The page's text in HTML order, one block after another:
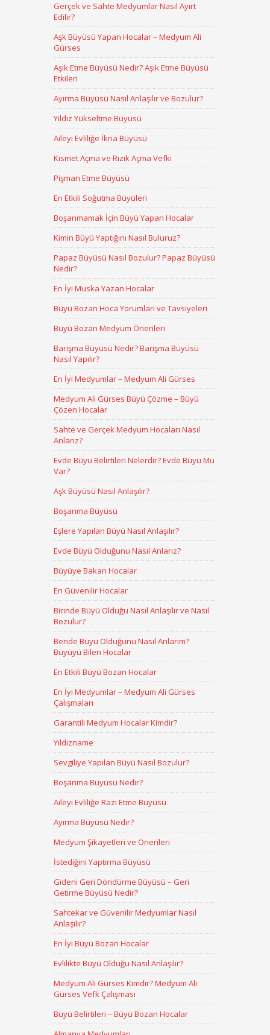
Gerçek ve Sahte Medyumlar Nasıl Ayırt
Edilir?
Aşk Büyüsü Yapan Hocalar – Medyum Ali
Gürses
Aşık Etme Büyüsü Nedir? Aşık Etme Büyüsü
Etkileri
Ayırma Büyüsü Nasıl Anlaşılır ve Bozulur?
Yıldız Yükseltme Büyüsü
Aileyi Evliliğe İkna Büyüsü
Kısmet Açma ve Rızık Açma Vefki
Pişman Etme Büyüsü
En Etkili Soğutma Büyüleri
Boşanmamak İçin Büyü Yapan Hocalar
Kimin Büyü Yaptığını Nasıl Buluruz?
Papaz Büyüsü Nasıl Bozulur? Papaz Büyüsü
Nedir?
En İyi Muska Yazan Hocalar
Büyü Bozan Hoca Yorumları ve Tavsiyeleri
Büyü Bozan Medyum Önerileri
Barışma Büyüsü Nedir? Barışma Büyüsü
Nasıl Yapılır?
En İyi Medyumlar – Medyum Ali Gürses
Medyum Ali Gürses Büyü Çözme – Büyü
Çözen Hocalar
Sahte ve Gerçek Medyum Hocaları Nasıl
Anlarız?
Evde Büyü Belirtileri Nelerdir? Evde Büyü Mü
Var?
Aşk Büyüsü Nasıl Anlaşılır?
Boşanma Büyüsü
Eşlere Yapılan Büyü Nasıl Anlaşılır?
Evde Büyü Olduğunu Nasıl Anlarız?
Büyüye Bakan Hocalar
En Güvenilir Hocalar
Birinde Büyü Olduğu Nasıl Anlaşılır ve Nasıl
Bozulur?
Bende Büyü Olduğunu Nasıl Anlarım?
Büyüyü Bilen Hocalar
En Etkili Büyü Bozan Hocalar
En İyi Medyumlar – Medyum Ali Gürses
Çalışmaları
Garantili Medyum Hocalar Kimdir?
Yıldızname
Sevgiliye Yapılan Büyü Nasıl Bozulur?
Boşanma Büyüsü Nedir?
Aileyi Evliliğe Razı Etme Büyüsü
Ayırma Büyüsü Nedir?
Medyum Şikayetleri ve Önerileri
İstediğini Yaptırma Büyüsü
Gideni Geri Döndürme Büyüsü – Geri
Getirme Büyüsü Nedir?
Sahtekar ve Güvenilir Medyumlar Nasıl
Anlaşılır?
En İyi Büyü Bozan Hocalar
Evlilikte Büyü Olduğu Nasıl Anlaşılır?
Medyum Ali Gürses Kimdir? Medyum Ali
Gürses Vefk Çalışması
Büyü Belirtileri – Büyü Bozan Hocalar